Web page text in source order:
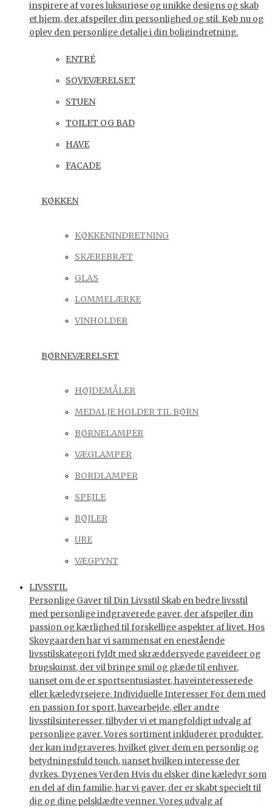
inspirere af vores luksuriøse og unikke designs og skab
et hjem, der afspejler din personlighed og stil. Køb nu og
oplev den personlige detalje i din boligindretning.
ENTRÉ
SOVEVÆRELSET
STUEN
TOILET OG BAD
HAVE
FACADE
KØKKEN
KØKKENINDRETNING
SKÆREBRÆT
GLAS
LOMMELÆRKE
VINHOLDER
BØRNEVÆRELSET
HØJDEMÅLER
MEDALJE HOLDER TIL BØRN
BØRNELAMPER
VÆGLAMPER
BORDLAMPER
SPEJLE
BØJLER
URE
VÆGPYNT
LIVSSTIL
Personlige Gaver til Din Livsstil Skab en bedre livsstil
med personlige indgraverede gaver, der afspejler din
passion og kærlighed til forskellige aspekter af livet. Hos
Skovgaarden har vi sammensat en enestående
livsstilskategori fyldt med skræddersyede gaveideer og
brugskunst, der vil bringe smil og glæde til enhver,
uanset om de er sportsentusiaster, haveinteresserede
eller kæledyrsejere. Individuelle Interesser For dem med
en passion for sport, havearbejde, eller andre
livsstilsinteresser, tilbyder vi et mangfoldigt udvalg af
personlige gaver. Vores sortiment inkluderer produkter,
der kan indgraveres, hvilket giver dem en personlig og
betydningsfuld touch, uanset hvilken interesse der
dyrkes. Dyrenes Verden Hvis du elsker dine kæledyr som
en del af din familie, har vi gaver, der er skabt specielt til
dig og dine pelsklædte venner. Vores udvalg af